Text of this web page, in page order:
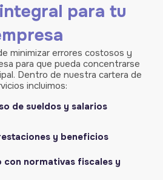
para tu
minimizar errores costosos y
para que pueda concentrarse
Dentro de nuestra cartera de
incluimos:
de sueldos y salarios
y beneficios
con normativas fiscales y